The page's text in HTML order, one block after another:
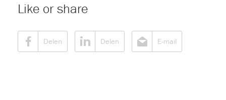
Like or share
Delen Delen E-mail